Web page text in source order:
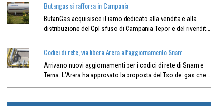
Butangas si rafforza in Campania
ButanGas acquisisce il ramo dedicato alla vendita e alla
distribuzione del Gpl sfuso di Campania Tepor e del rivendit…
Codici di rete, via libera Arera all’aggiornamento Snam
Arrivano nuovi aggiornamenti per i codici di rete di Snam e
Terna. L’Arera ha approvato la proposta del Tso del gas che…